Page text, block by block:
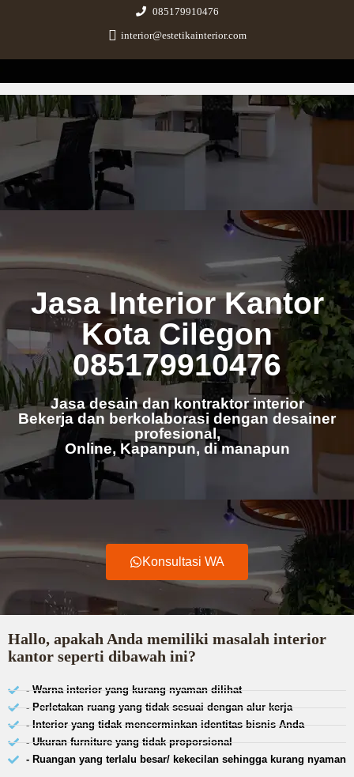
085179910476
interior@estetikainterior.com
Estetika Interior
Design & Build Consultant
Jasa Interior Kantor
Kota Cilegon
085179910476
Jasa desain dan kontraktor interior
Bekerja dan berkolaborasi dengan desainer
profesional,
Online, Kapanpun, di manapun
Konsultasi WA
Hallo, apakah Anda memiliki masalah interior
kantor seperti dibawah ini?
- Warna interior yang kurang nyaman dilihat
- Perletakan ruang yang tidak sesuai dengan alur kerja
- Interior yang tidak mencerminkan identitas bisnis Anda
- Ukuran furniture yang tidak proporsional
- Ruangan yang terlalu besar/ kekecilan sehingga kurang nyaman